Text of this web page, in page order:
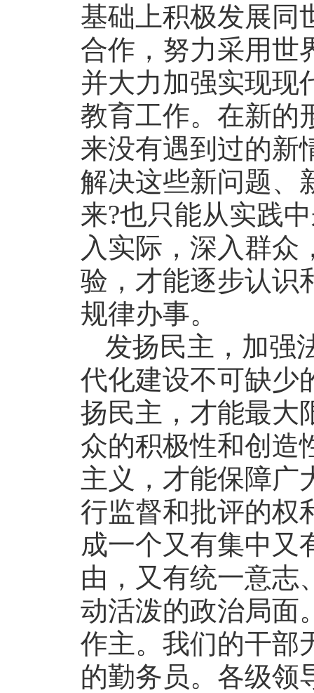
基础上积极发展同
合作，努力采用世
并大力加强实现现
教育工作。在新的
来没有遇到过的新
解决这些新问题、
来?也只能从实践
入实际，深入群众
验，才能逐步认识
规律办事。
发扬民主，加强
代化建设不可缺少
扬民主，才能最大
众的积极性和创造
主义，才能保障广
行监督和批评的权
成一个又有集中又
由，又有统一意志
动活泼的政治局面
作主。我们的干部
的勤务员。各级领